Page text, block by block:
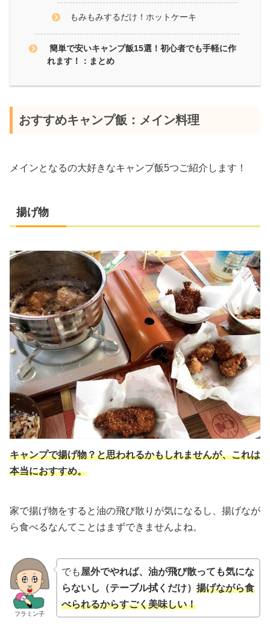
もみもみするだけ！ホットケーキ
簡単で安いキャンプ飯15選！初心者でも手軽に作
れます！：まとめ
おすすめキャンプ飯：メイン料理
メインとなるの大好きなキャンプ飯5つご紹介します！
揚げ物
キャンプで揚げ物？と思われるかもしれませんが、これは
本当におすすめ。
家で揚げ物をすると油の飛び散りが気になるし、揚げなが
ら食べるなんてことはまずできませんよね。
フラミン子
でも屋外でやれば、油が飛び散っても気にな
らないし（テーブル拭くだけ） 揚げながら食
べられるからすごく美味しい！